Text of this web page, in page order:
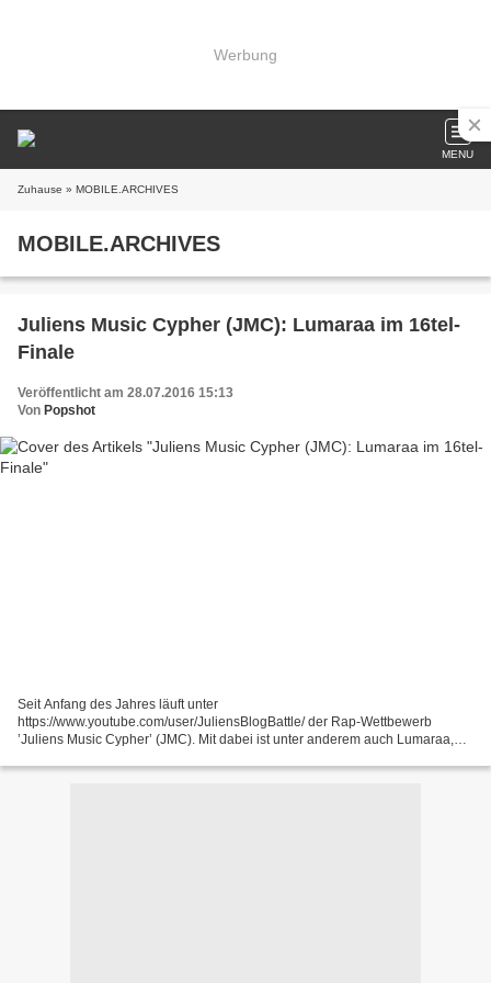
Werbung
MENU
Zuhause » MOBILE.ARCHIVES
MOBILE.ARCHIVES
Juliens Music Cypher (JMC): Lumaraa im 16tel-
Finale
Veröffentlicht am 28.07.2016 15:13
Von Popshot
Seit Anfang des Jahres läuft unter
https://www.youtube.com/user/JuliensBlogBattle/ der Rap-Wettbewerb
’Juliens Music Cypher’ (JMC). Mit dabei ist unter anderem auch Lumaraa,
sie...